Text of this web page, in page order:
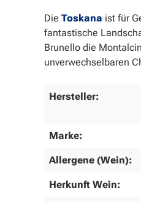
Die Toskana ist für
fantastische
Brunello die
unverwechselbaren
Hersteller:
Marke:
Allergene (Wein):
Herkunft Wein: